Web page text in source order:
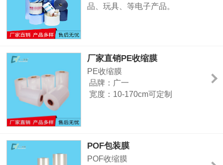
品、玩具、等电子产品。
厂家直销PE收缩膜
PE收缩膜
品牌：广一
宽度：10-170cm可定制
啤酒、码垛、建材、玻璃瓶及其他
大型需包装设备、物品等。
POF包装膜
POF收缩膜